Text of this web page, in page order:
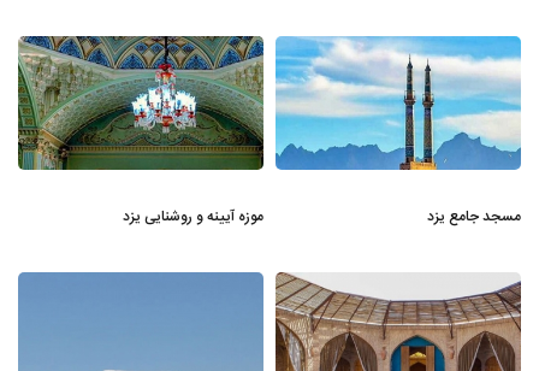
مسجد جامع یزد موزه آیینه و روشنایی یزد